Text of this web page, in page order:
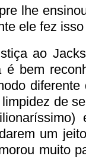
lhe
ele fez
ao
bem
de
um
muito